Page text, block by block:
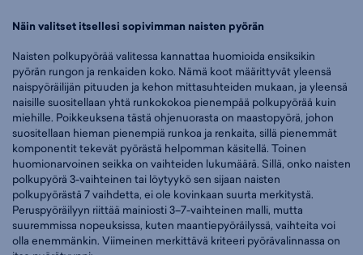
Näin valitset itsellesi sopivimman naisten pyörän
Naisten polkupyörää valitessa kannattaa huomioida ensiksikin
pyörän rungon ja renkaiden koko. Nämä koot määrittyvät yleensä
naispyöräilijän pituuden ja kehon mittasuhteiden mukaan, ja yleensä
naisille suositellaan yhtä runkokokoa pienempää polkupyörää kuin
miehille. Poikkeuksena tästä ohjenuorasta on maastopyörä, johon
suositellaan hieman pienempiä runkoa ja renkaita, sillä pienemmät
komponentit tekevät pyörästä helpomman käsitellä. Toinen
huomionarvoinen seikka on vaihteiden lukumäärä. Sillä, onko naisten
polkupyörä 3-vaihteinen tai löytyykö sen sijaan naisten
polkupyörästä 7 vaihdetta, ei ole kovinkaan suurta merkitystä.
Peruspyöräilyyn riittää mainiosti 3–7-vaihteinen malli, mutta
suuremmissa nopeuksissa, kuten maantiepyöräilyssä, vaihteita voi
olla enemmänkin. Viimeinen merkittävä kriteeri pyörävalinnassa on